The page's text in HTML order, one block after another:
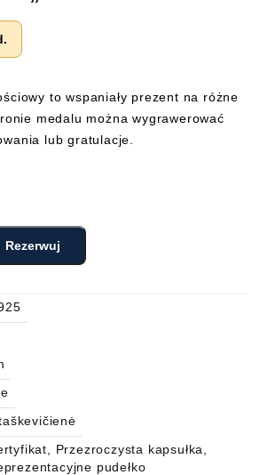
to wspaniały prezent na różne
medalu można wygrawerować
lub gratulacje.
Rezerwuj
Przezroczysta kapsułka,
pudełko